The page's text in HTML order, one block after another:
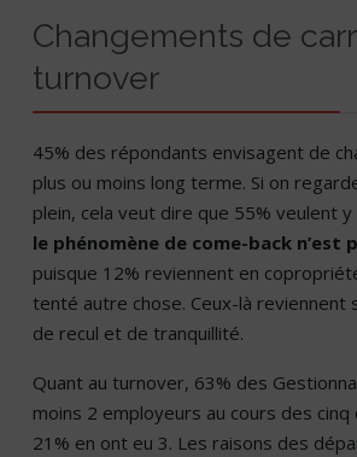
Changements de
turnover
45% des répondants envisagent de
plus ou moins long terme. Si on
plein, cela veut dire que 55% veulent y
le phénomène de come-back n’est
puisque 12% reviennent en
tenté autre chose. Ceux-là reviennent
de recul et de tranquillité.
Quant au turnover, 63% des
moins 2 employeurs au cours des
21% en ont eu 3. Les raisons des